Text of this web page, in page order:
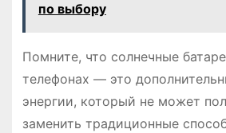
по выбору
Помните, что солнечные
телефонах ― это
энергии, который не может
заменить традиционные